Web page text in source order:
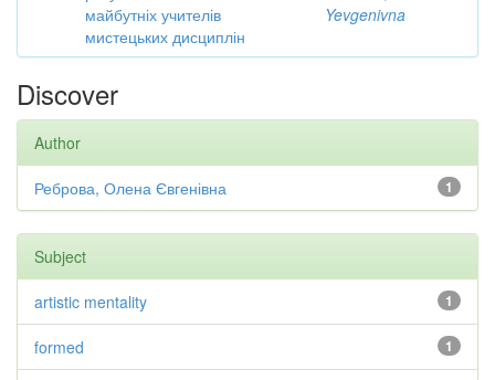
майбутніх учителів
мистецьких дисциплін
Yevgenivna
Discover
Author
1
Реброва, Олена Євгенівна
Subject
1
artistic mentality
1
formed